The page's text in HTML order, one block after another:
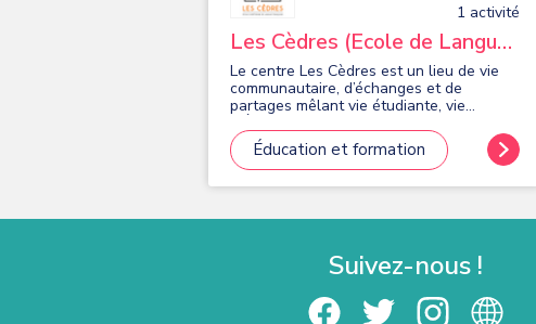
1 activité
Les Cèdres (Ecole de Langue
Françaises)
Le centre Les Cèdres est un lieu de vie
communautaire, d’échanges et de
partages mêlant vie étudiante, vie
particulier une école de langue française.
Agréé par France Éducation International
(FEI), l'association Les Cèdres est aussi
un centre de passation TCF (Test de
Éducation et formation
Suivez-nous !